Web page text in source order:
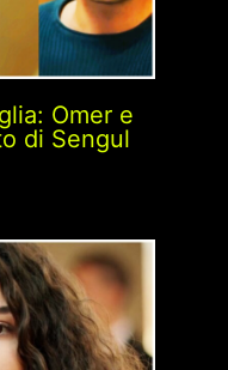
Omer e
di Sengul